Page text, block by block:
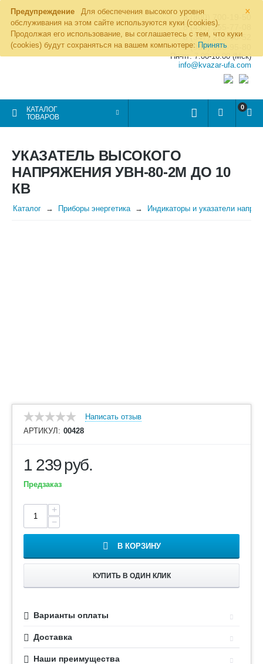
×
Предупреждение
Для обеспечения высокого уровня
обслуживания на этом сайте используются куки (cookies).
Продолжая его использование, вы соглашаетесь с тем, что куки
(cookies) будут сохраняться на вашем компьютере: Принять
8 (800) 700-19-50
8 (495) 255-77-08
8 (347) 225-00-52
8 (986) 963-95-80
Пн-пт: 7.00-16.00 (Мск)
info@kvazar-ufa.com
КАТАЛОГ
ТОВАРОВ
0
УКАЗАТЕЛЬ ВЫСОКОГО
НАПРЯЖЕНИЯ УВН-80-2М ДО 10
КВ
Каталог Приборы энергетика Индикаторы и указатели
Написать отзыв
АРТИКУЛ: 00428
1 239руб.
Предзаказ
+
−
В КОРЗИНУ
КУПИТЬ В ОДИН КЛИК
Варианты оплаты
Доставка
Наши преимущества